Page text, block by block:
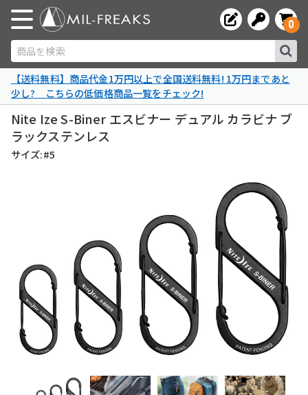
商品を検索
0
【送料無料】商品代金1万円以上で全国送料無料! 1万円まであと
少し? こちらの低価格商品一覧をチェック!
Nite Ize S-Biner エスビナー デュアル カラビナ ブ
ラックステンレス
サイズ:#5